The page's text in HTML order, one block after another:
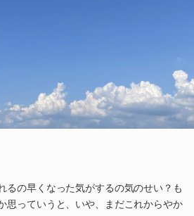
るの早くなった気がするの気のせい？も
思っていうと、いや、まだこれからやか